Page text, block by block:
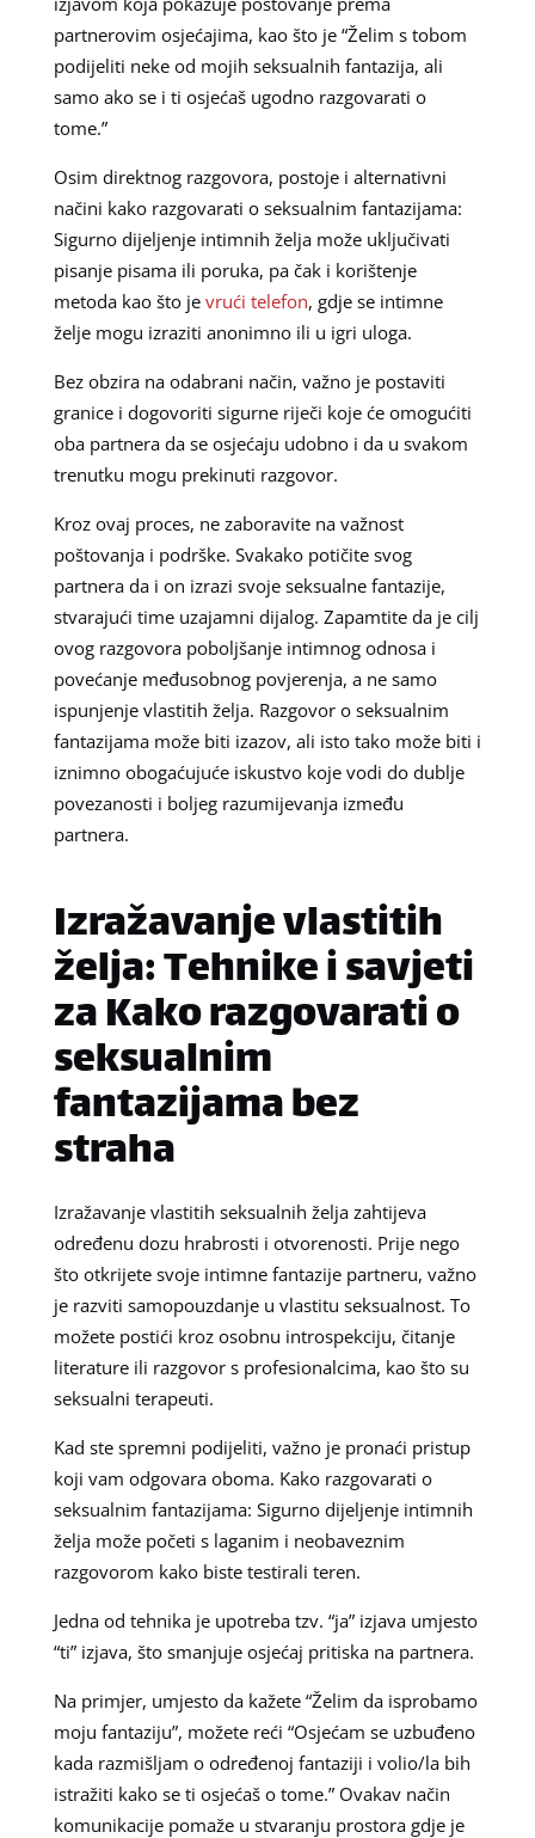
partnerovim osjećajima, kao što je “Želim s tobom
podijeliti neke od mojih seksualnih fantazija, ali
samo ako se i ti osjećaš ugodno razgovarati o
tome.”
Osim direktnog razgovora, postoje i alternativni
načini kako razgovarati o seksualnim fantazijama:
Sigurno dijeljenje intimnih želja može uključivati
pisanje pisama ili poruka, pa čak i korištenje
metoda kao što je vrući telefon, gdje se intimne
želje mogu izraziti anonimno ili u igri uloga.
Bez obzira na odabrani način, važno je postaviti
granice i dogovoriti sigurne riječi koje će omogućiti
oba partnera da se osjećaju udobno i da u svakom
trenutku mogu prekinuti razgovor.
Kroz ovaj proces, ne zaboravite na važnost
poštovanja i podrške. Svakako potičite svog
partnera da i on izrazi svoje seksualne fantazije,
stvarajući time uzajamni dijalog. Zapamtite da je cilj
ovog razgovora poboljšanje intimnog odnosa i
povećanje međusobnog povjerenja, a ne samo
ispunjenje vlastitih želja. Razgovor o seksualnim
fantazijama može biti izazov, ali isto tako može biti i
iznimno obogaćujuće iskustvo koje vodi do dublje
povezanosti i boljeg razumijevanja između
partnera.
Izražavanje vlastitih
želja: Tehnike i savjeti
za Kako razgovarati o
seksualnim
fantazijama bez
straha
Izražavanje vlastitih seksualnih želja zahtijeva
određenu dozu hrabrosti i otvorenosti. Prije nego
što otkrijete svoje intimne fantazije partneru, važno
je razviti samopouzdanje u vlastitu seksualnost. To
možete postići kroz osobnu introspekciju, čitanje
literature ili razgovor s profesionalcima, kao što su
seksualni terapeuti.
Kad ste spremni podijeliti, važno je pronaći pristup
koji vam odgovara oboma. Kako razgovarati o
seksualnim fantazijama: Sigurno dijeljenje intimnih
želja može početi s laganim i neobaveznim
razgovorom kako biste testirali teren.
Jedna od tehnika je upotreba tzv. “ja” izjava umjesto
“ti” izjava, što smanjuje osjećaj pritiska na partnera.
Na primjer, umjesto da kažete “Želim da isprobamo
moju fantaziju”, možete reći “Osjećam se uzbuđeno
kada razmišljam o određenoj fantaziji i volio/la bih
istražiti kako se ti osjećaš o tome.” Ovakav način
komunikacije pomaže u stvaranju prostora gdje je